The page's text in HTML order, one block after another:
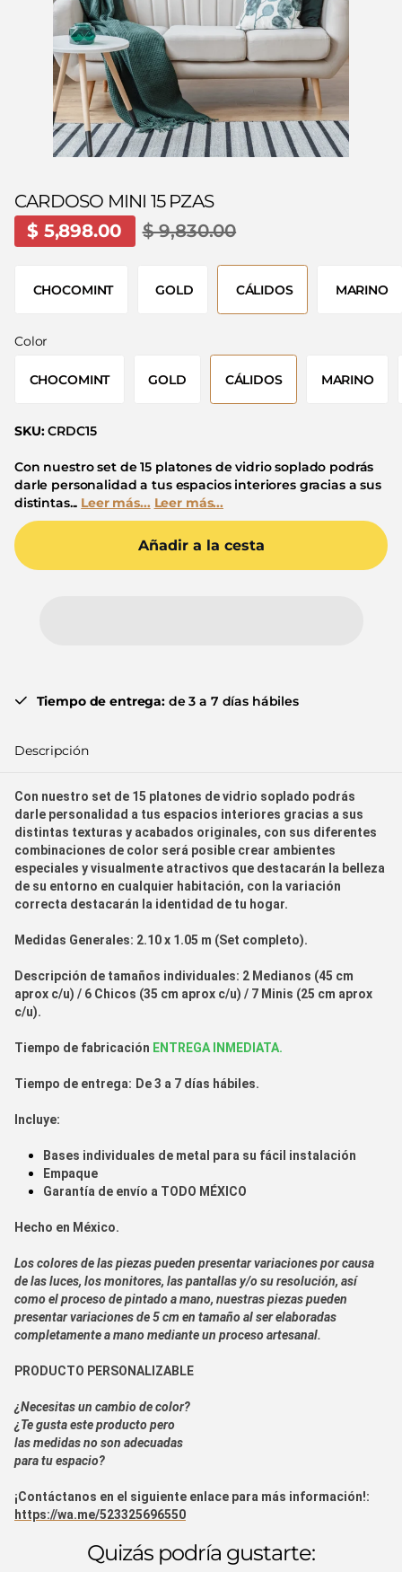
CARDOSO MINI 15 PZAS
$ 5,898.00
$ 9,830.00
CHOCOMINT GOLD CÁLIDOS MARINO
Color
CHOCOMINT GOLD CÁLIDOS MARINO
SKU:CRDC15
Con nuestro set de 15 platones de vidrio soplado podrás
darle personalidad a tus espacios interiores gracias a sus
distintas... Leer más... Leer más...
Añadir a la cesta
Tiempo de entrega: de 3 a 7 días hábiles
Descripción
Con nuestro set de 15 platones de vidrio soplado podrás
darle personalidad a tus espacios interiores gracias a sus
distintas texturas y acabados originales, con sus diferentes
combinaciones de color será posible crear ambientes
especiales y visualmente atractivos que destacarán la belleza
de su entorno en cualquier habitación, con la variación
correcta destacarán la identidad de tu hogar.
Medidas Generales: 2.10 x 1.05 m (Set completo).
Descripción de tamaños individuales: 2 Medianos (45 cm
aprox c/u) / 6 Chicos (35 cm aprox c/u) / 7 Minis (25 cm aprox
c/u).
Tiempo de fabricación ENTREGA INMEDIATA.
Tiempo de entrega: De 3 a 7 días hábiles.
Incluye:
Bases individuales de metal para su fácil instalación
Empaque
Garantía de envío a TODO MÉXICO
Hecho en México.
Los colores de las piezas pueden presentar variaciones por causa
de las luces, los monitores, las pantallas y/o su resolución, así
como el proceso de pintado a mano, nuestras piezas pueden
presentar variaciones de 5 cm en tamaño al ser elaboradas
completamente a mano mediante un proceso artesanal.
PRODUCTO PERSONALIZABLE
¿Necesitas un cambio de color?
¿Te gusta este producto pero
las medidas no son adecuadas
para tu espacio?
¡Contáctanos en el siguiente enlace para más información!:
https://wa.me/523325696550
Quizás podría gustarte: